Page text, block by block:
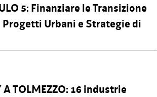
5: Finanziare le Transizione
Progetti Urbani e Strategie di
A TOLMEZZO: 16 industrie